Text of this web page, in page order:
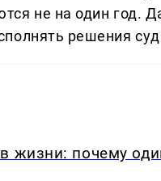
не на один год.
решения
жизни: почему